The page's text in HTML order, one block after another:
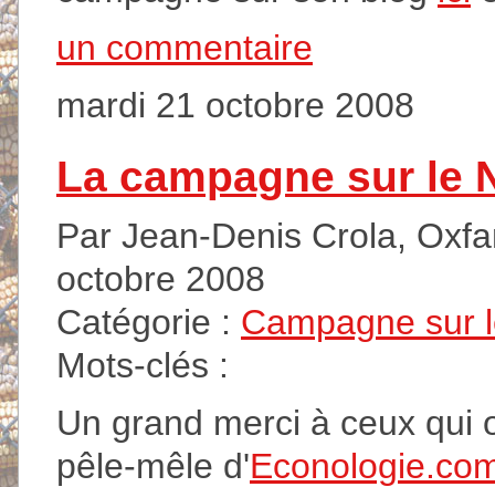
un commentaire
mardi 21 octobre 2008
La campagne sur le
Par Jean-Denis Crola,
octobre 2008
Catégorie : Campagne sur
Mots-clés :
Un grand merci à ceux qui
pêle-mêle d'